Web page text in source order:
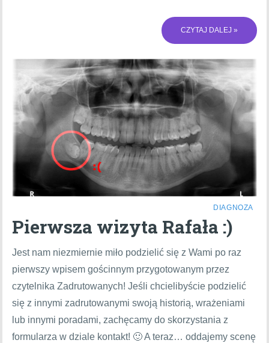
CZYTAJ DALEJ »
DIAGNOZA
Pierwsza wizyta Rafała :)
Jest nam niezmiernie miło podzielić się z Wami po raz
pierwszy wpisem gościnnym przygotowanym przez
czytelnika Zadrutowanych! Jeśli chcielibyście podzielić
się z innymi zadrutowanymi swoją historią, wrażeniami
lub innymi poradami, zachęcamy do skorzystania z
formularza w dziale kontakt! 🙂 A teraz… oddajemy scenę